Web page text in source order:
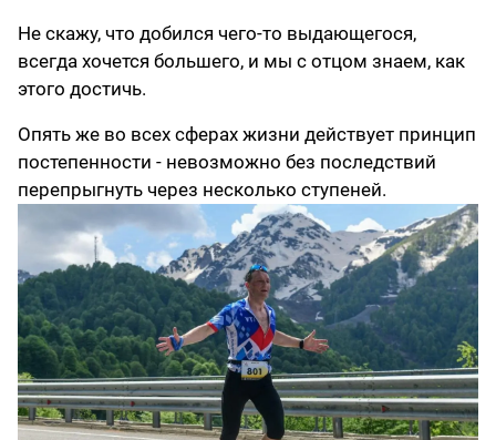
Не скажу, что добился чего-то выдающегося,
всегда хочется большего, и мы с отцом знаем, как
этого достичь.
Опять же во всех сферах жизни действует принцип
постепенности - невозможно без последствий
перепрыгнуть через несколько ступеней.